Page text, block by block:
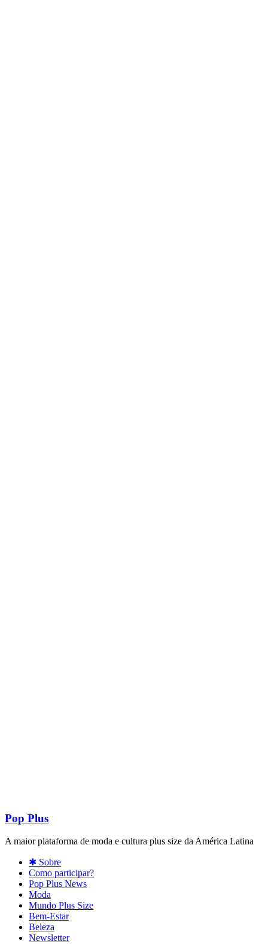
Pop Plus
A maior plataforma de moda e cultura plus size da América Latina
✱ Sobre
Como participar?
Pop Plus News
Moda
Mundo Plus Size
Bem-Estar
Beleza
Newsletter